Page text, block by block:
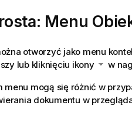
Menu
otworzyć jako menu
lub kliknięciu ikony
w
menu mogą się różnić w
dokumentu w